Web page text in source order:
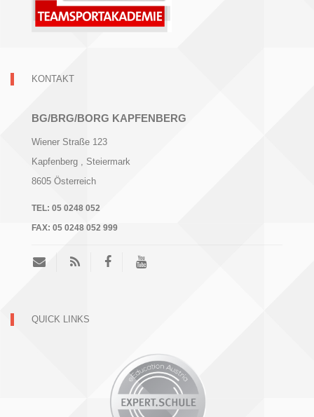
KONTAKT
BG/BRG/BORG KAPFENBERG
Wiener Straße 123
Kapfenberg , Steiermark
8605 Österreich
TEL: 05 0248 052
FAX: 05 0248 052 999
QUICK LINKS